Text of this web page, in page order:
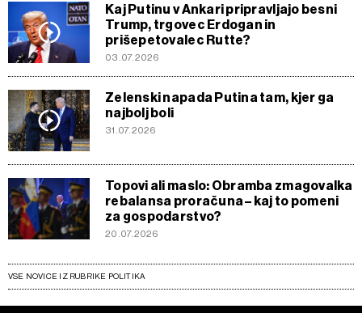
Kaj Putinu v Ankari pripravljajo besni
Trump, trgovec Erdogan in
prišepetovalec Rutte?
03.07.2026
Zelenski napada Putina tam, kjer ga
najbolj boli
31.07.2026
Topovi ali maslo: Obramba zmagovalka
rebalansa proračuna – kaj to pomeni
za gospodarstvo?
20.07.2026
VSE NOVICE IZ RUBRIKE POLITIKA